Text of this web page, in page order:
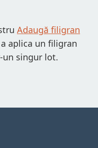
Adaugă filigran
aplica un filigran
singur lot.